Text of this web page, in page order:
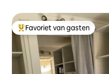
Topfavoriet van gasten
Favoriet van gasten